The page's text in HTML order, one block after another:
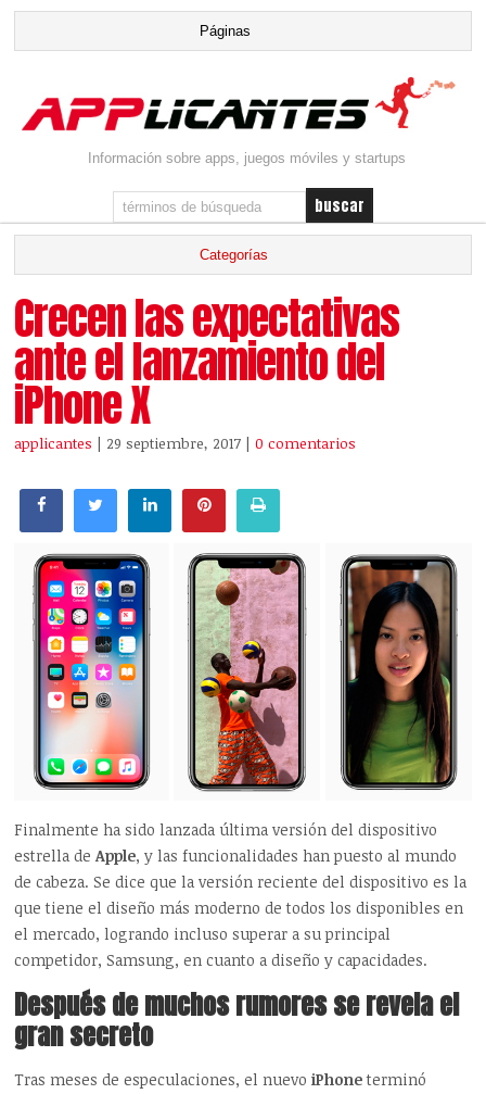
Información sobre apps, juegos móviles y startups
Crecen las expectativas
ante el lanzamiento del
iPhone X
applicantes | 29 septiembre, 2017 |0 comentarios
Finalmente ha sido lanzada última versión del dispositivo
estrella deApple, y las funcionalidades han puesto al mundo
de cabeza. Se dice que la versión reciente del dispositivo es la
que tiene el diseño más moderno de todos los disponibles en
el mercado, logrando incluso superar a su principal
competidor, Samsung, en cuanto a diseño y capacidades.
Después de muchos rumores se revela el
gran secreto
Tras meses de especulaciones, el nuevoiPhoneterminó